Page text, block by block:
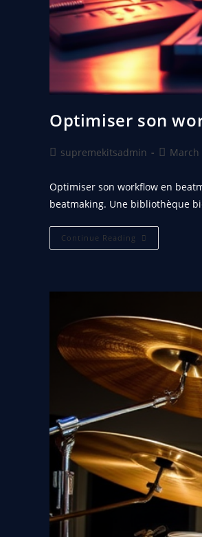
Optimiser son
supremekitsadmin March
Optimiser son workflow en
beatmaking. Une bibliothèque
Continue Reading